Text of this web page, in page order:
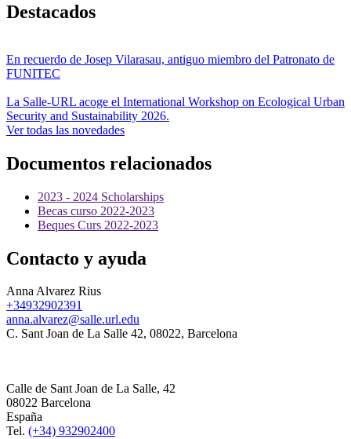
Destacados
En recuerdo de Josep Vilarasau, antiguo miembro del Patronato de
FUNITEC
La Salle-URL acoge el International Workshop on Ecological Urban
Security and Sustainability 2026.
Ver todas las novedades
Documentos relacionados
2023 - 2024 Scholarships
Becas curso 2022-2023
Beques Curs 2022-2023
Contacto y ayuda
Anna Alvarez Rius
+34932902391
anna.alvarez@salle.url.edu
C. Sant Joan de La Salle 42, 08022, Barcelona
Calle de Sant Joan de La Salle, 42
08022 Barcelona
España
Tel. (+34) 932902400